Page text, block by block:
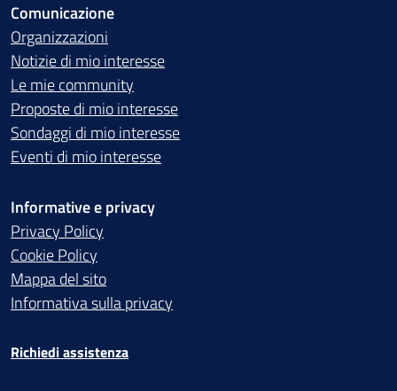
Comunicazione
Organizzazioni
Notizie di mio interesse
Le mie community
Proposte di mio interesse
Sondaggi di mio interesse
Eventi di mio interesse
Informative e privacy
Privacy Policy
Cookie Policy
Mappa del sito
Informativa sulla privacy
Richiedi assistenza